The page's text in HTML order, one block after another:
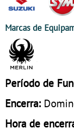
Marcas de
Período de
Encerra:
Hora de